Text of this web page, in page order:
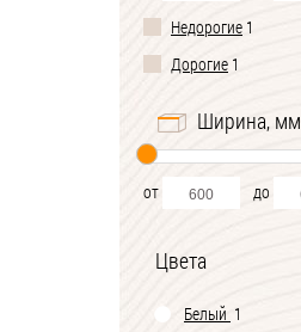
Недорогие 1
Дорогие 1
Ширина, мм
от до
Цвета
Белый 1